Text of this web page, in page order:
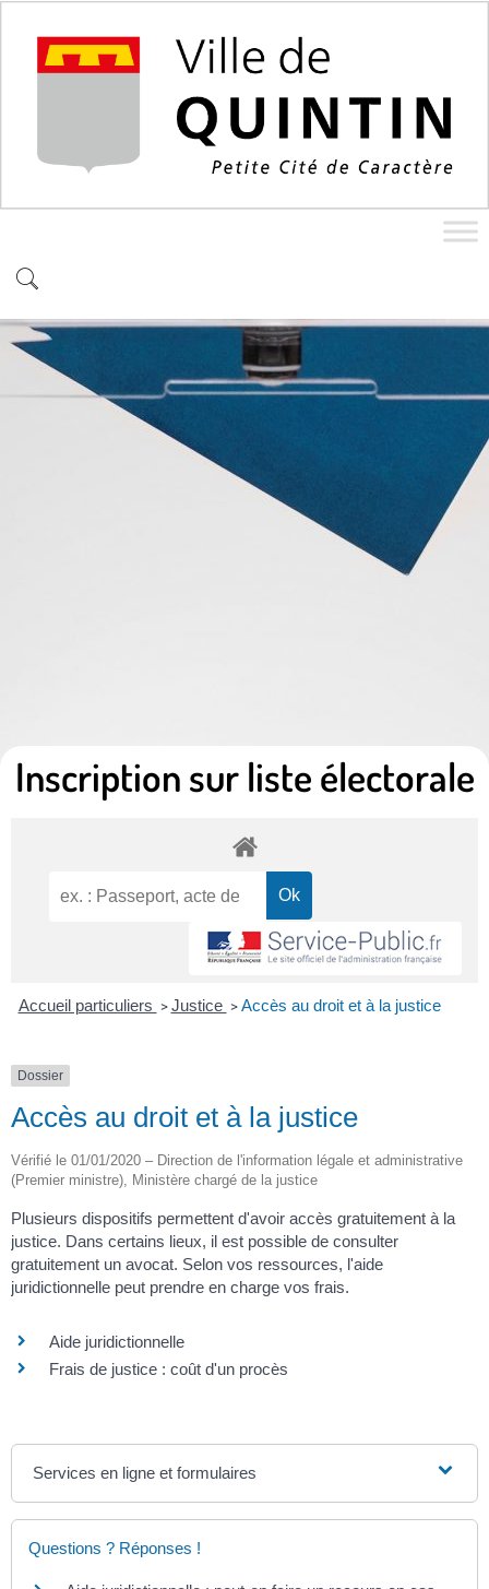
Inscription sur liste électorale
Accueil particuliers > Justice > Accès au droit et à la justice
Dossier
Accès au droit et à la justice
Vérifié le 01/01/2020 – Direction de l'information légale et administrative
(Premier ministre), Ministère chargé de la justice
Plusieurs dispositifs permettent d'avoir accès gratuitement à la
justice. Dans certains lieux, il est possible de consulter
gratuitement un avocat. Selon vos ressources, l'aide
juridictionnelle peut prendre en charge vos frais.
Aide juridictionnelle
Frais de justice : coût d'un procès
Services en ligne et formulaires
Questions ? Réponses !